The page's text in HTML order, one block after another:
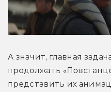
А значит, главная
продолжать
представить их